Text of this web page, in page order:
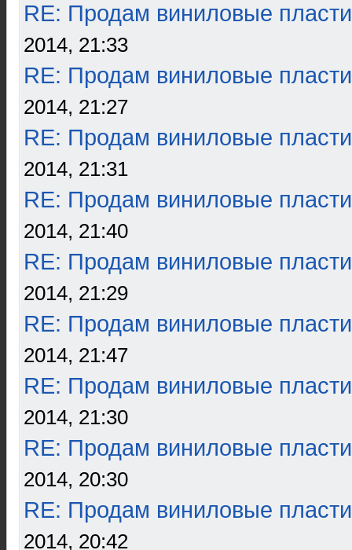
RE: Продам виниловые
2014, 21:33
RE: Продам виниловые
2014, 21:27
RE: Продам виниловые
2014, 21:31
RE: Продам виниловые
2014, 21:40
RE: Продам виниловые
2014, 21:29
RE: Продам виниловые
2014, 21:47
RE: Продам виниловые
2014, 21:30
RE: Продам виниловые
2014, 20:30
RE: Продам виниловые
2014, 20:42